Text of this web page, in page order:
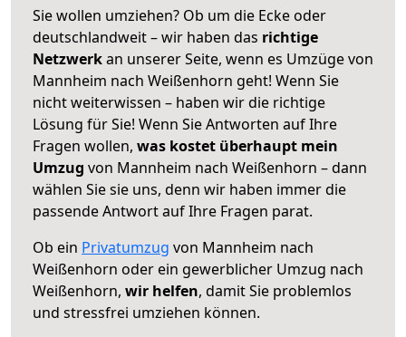
Sie wollen umziehen? Ob um die Ecke oder
deutschlandweit – wir haben das richtige
Netzwerkan unserer Seite, wenn es Umzüge von
Mannheim nach Weißenhorn geht! Wenn Sie
nicht weiterwissen – haben wir die richtige
Lösung für Sie! Wenn Sie Antworten auf Ihre
Fragen wollen, was kostet überhaupt mein
Umzug von Mannheim nach Weißenhorn – dann
wählen Sie sie uns, denn wir haben immer die
passende Antwort auf Ihre Fragen parat.
Ob ein Privatumzug von Mannheim nach
Weißenhorn oder ein gewerblicher Umzug nach
Weißenhorn, wir helfen, damit Sie problemlos
und stressfrei umziehen können.